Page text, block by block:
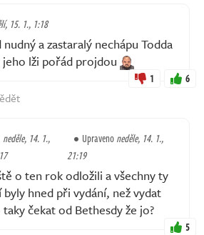
15. 1., 1:18
a zastaralý nechápu Todda
lži pořád projdou
1 6
neděle, 14. 1.,
Upravenoneděle, 14. 1.,
21:19
o ten rok odložili a všechny ty
hned při vydání, než vydat
čekat od Bethesdy že jo?
5